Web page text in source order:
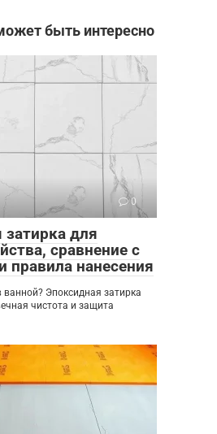
быть интересно
0
для
сравнение с
правила нанесения
ванной? Эпоксидная затирка
чистота и защита